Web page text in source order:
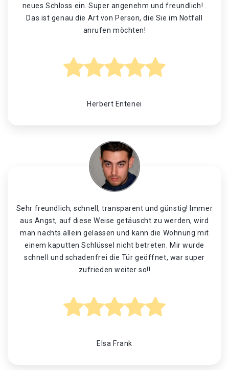
neues Schloss ein. Super angenehm und freundlich! .
Das ist genau die Art von Person, die Sie im Notfall
anrufen möchten!
Herbert Entenei
Sehr freundlich, schnell, transparent und günstig! Immer
aus Angst, auf diese Weise getäuscht zu werden, wird
man nachts allein gelassen und kann die Wohnung mit
einem kaputten Schlüssel nicht betreten. Mir wurde
schnell und schadenfrei die Tür geöffnet, war super
zufrieden weiter so!!
Elsa Frank